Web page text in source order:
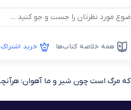
همه خلاصه کتاب‌ها خرید اشتراک
که مرگ است چون شیر و ما آهوان: